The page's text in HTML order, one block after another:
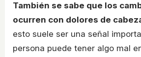
También se sabe que los
ocurren con dolores de
esto suele ser una señal
persona puede tener algo mal